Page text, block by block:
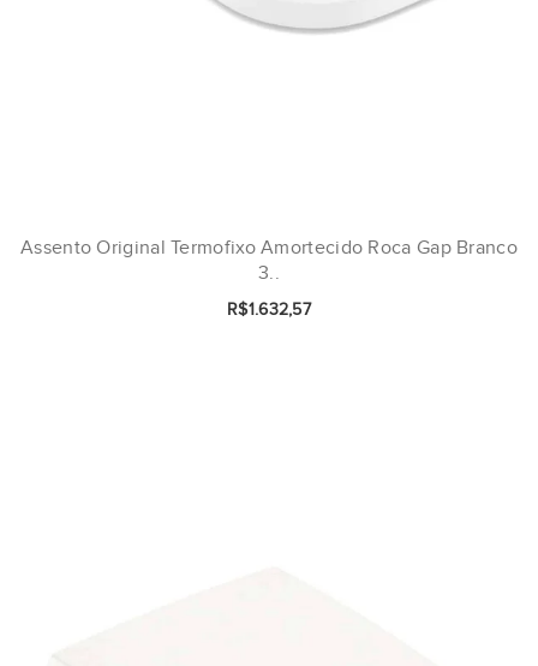
Assento Original Termofixo Amortecido Roca Gap Branco
3..
R$1.632,57